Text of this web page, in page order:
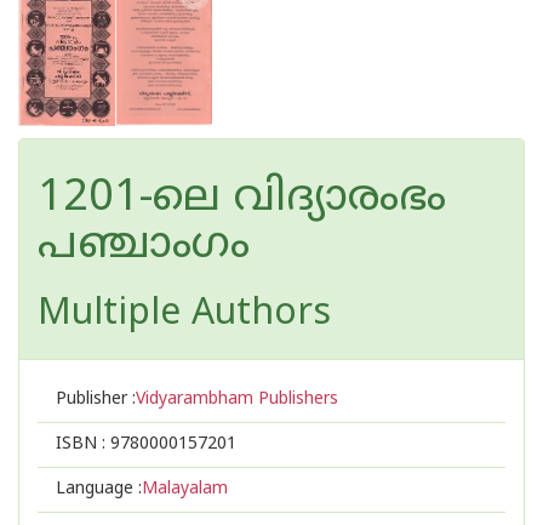
1201-ലെ വിദ്യാരംഭം
പഞ്ചാംഗം
Multiple Authors
Publisher :Vidyarambham Publishers
ISBN : 9780000157201
Language :Malayalam